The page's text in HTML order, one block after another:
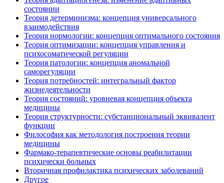
состоянии
Теория детерминизма: концепция универсального
взаимодействия
Теория нормологии: концепция оптимального состояния
Теория оптимизации: концепция управления и
психосоматической регуляции
Теория патологии: концепция аномальной
саморегуляции
Теория потребностей: интегральный фактор
жизнедеятельности
Теория состояний: уровневая концепция объекта
медицины
Теория структурности: субстанциональный эквивалент
функции
Философия как методология построения теории
медицины
Фармако-терапевтические основы реабилитации
психически больных
Вторичная профилактика психических заболеваний
Другое